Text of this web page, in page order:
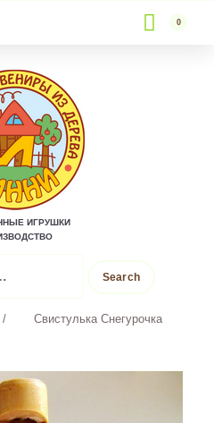
to
content
0
ИГРУШКИ
Search
/ Свистулька Снегурочка